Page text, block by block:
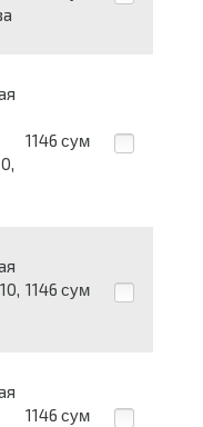
1146 сум
1146 сум
1146 сум